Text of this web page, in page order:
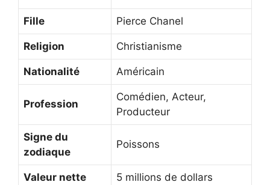
Fille Pierce Chanel
Religion Christianisme
Nationalité Américain
Profession
Comédien, Acteur,
Producteur
Signe du
zodiaque
Poissons
Valeur nette 5 millions de dollars